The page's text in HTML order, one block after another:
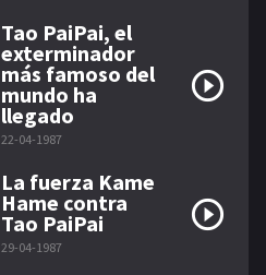
Tao PaiPai, el
exterminador
más famoso del
mundo ha
llegado
22-04-1987
La fuerza Kame
Hame contra
Tao PaiPai
29-04-1987